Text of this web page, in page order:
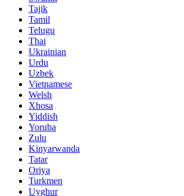
Tajik
Tamil
Telugu
Thai
Ukrainian
Urdu
Uzbek
Vietnamese
Welsh
Xhosa
Yiddish
Yoruba
Zulu
Kinyarwanda
Tatar
Oriya
Turkmen
Uyghur